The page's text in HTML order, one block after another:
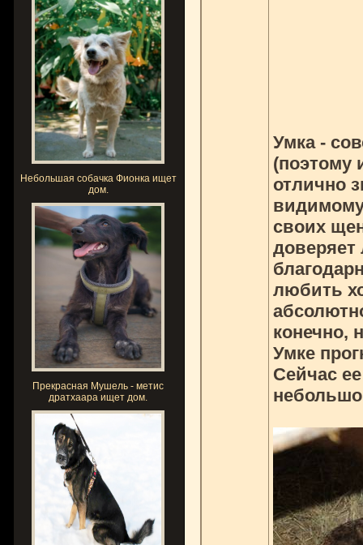
Небольшая собачка Фионка ищет
дом.
Прекрасная Мушель - метис
дратхаара ищет дом.
Умка -
(поэтому
отлично
своих
доверяет
любить
конечно,
Умке
Сейчас